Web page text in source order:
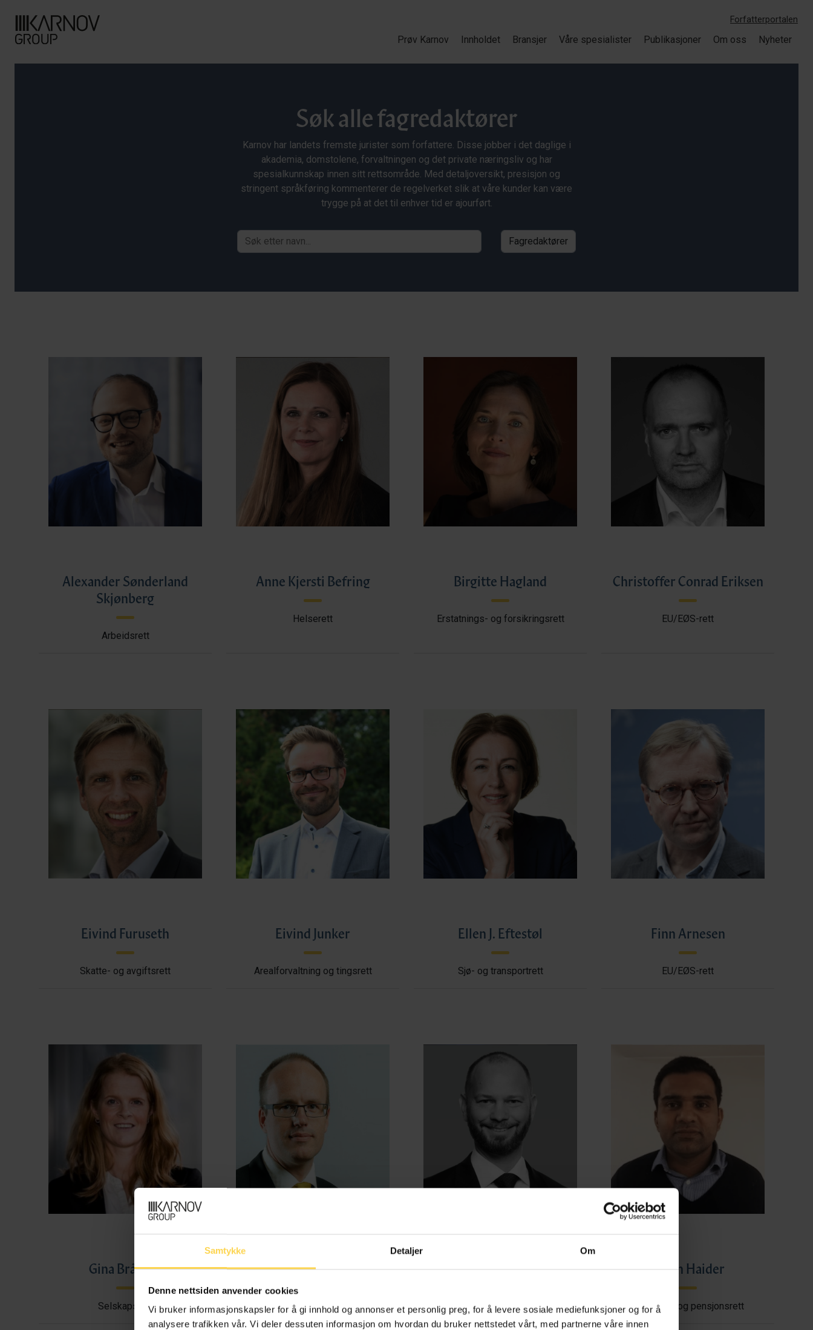
Samtykke Detaljer Om
Denne nettsiden anvender cookies
Vi bruker informasjonskapsler for å gi innhold og annonser et personlig preg, for å levere sosiale mediefunksjoner og for å
analysere trafikken vår. Vi deler dessuten informasjon om hvordan du bruker nettstedet vårt, med partnerne våre innen
Forfatterportalen
Prøv Karnov Innholdet Bransjer Våre spesialister Publikasjoner Om oss Nyheter
Søk alle fagredaktører
Karnov har landets fremste jurister som forfattere. Disse jobber i det daglige i
akademia, domstolene, forvaltningen og det private næringsliv og har
spesialkunnskap innen sitt rettsområde. Med detaljoversikt, presisjon og
stringent språkføring kommenterer de regelverket slik at våre kunder kan være
trygge på at det til enhver tid er ajourført.
Alexander Sønderland
Skjønberg
Arbeidsrett
Anne Kjersti Befring
Helserett
Birgitte Hagland
Erstatnings- og forsikringsrett
Christoffer Conrad Eriksen
EU/EØS-rett
Eivind Furuseth
Skatte- og avgiftsrett
Eivind Junker
Arealforvaltning og tingsrett
Ellen J. Eftestøl
Sjø- og transportrett
Finn Arnesen
EU/EØS-rett
Gina Bråthen
Selskapsrett
Harald Benestad Anderssen
Avtale-, kontrakts- og boligrett
Henrik Bjørnebye
Energi, petroleum og offshore
Imran Haider
Trygderett og pensjonsrett